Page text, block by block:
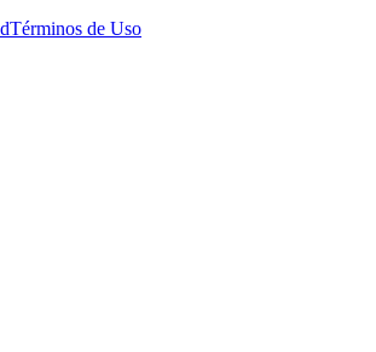
Términos de Uso